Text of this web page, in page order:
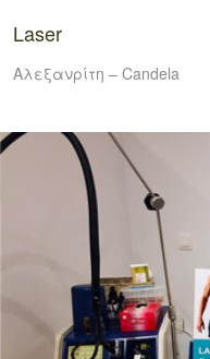
Laser
Αλεξανρίτη – Candela